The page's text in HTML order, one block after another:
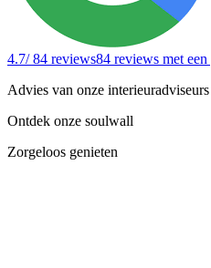
4.7/ 84 reviews84 reviews met
Advies van onze interieuradviseurs
Ontdek onze soulwall
Zorgeloos genieten